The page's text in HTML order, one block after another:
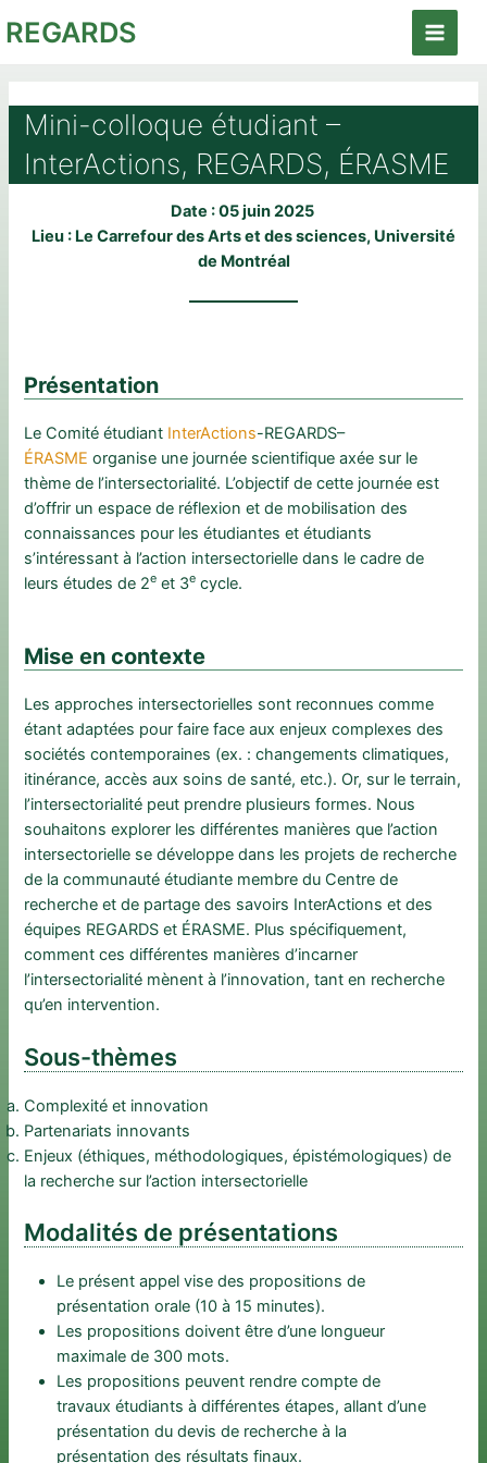
auREGARDS
Main
Mini-colloque étudiant –
InterActions, REGARDS, ÉRASME
Date : 05 juin 2025
Lieu : Le Carrefour des Arts et des sciences, Université
de Montréal
Présentation
Le Comité étudiant InterActions-REGARDS–
ÉRASME organise une journée scientifique axée sur le
thème de l’intersectorialité. L’objectif de cette journée est
d’offrir un espace de réflexion et de mobilisation des
connaissances pour les étudiantes et étudiants
s’intéressant à l’action intersectorielle dans le cadre de
leurs études de 2e et 3e cycle.
Mise en contexte
Les approches intersectorielles sont reconnues comme
étant adaptées pour faire face aux enjeux complexes des
sociétés contemporaines (ex. : changements climatiques,
itinérance, accès aux soins de santé, etc.). Or, sur le terrain,
l’intersectorialité peut prendre plusieurs formes. Nous
souhaitons explorer les différentes manières que l’action
intersectorielle se développe dans les projets de recherche
de la communauté étudiante membre du Centre de
recherche et de partage des savoirs InterActions et des
équipes REGARDS et ÉRASME. Plus spécifiquement,
comment ces différentes manières d’incarner
l’intersectorialité mènent à l’innovation, tant en recherche
qu’en intervention.
Sous-thèmes
Complexité et innovation
Partenariats innovants
Enjeux (éthiques, méthodologiques, épistémologiques) de
la recherche sur l’action intersectorielle
Modalités de présentations
Le présent appel vise des propositions de
présentation orale (10 à 15 minutes).
Les propositions doivent être d’une longueur
maximale de 300 mots.
Les propositions peuvent rendre compte de
travaux étudiants à différentes étapes, allant d’une
présentation du devis de recherche à la
présentation des résultats finaux.